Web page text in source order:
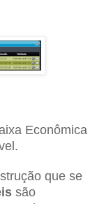
Econômica
que se
são